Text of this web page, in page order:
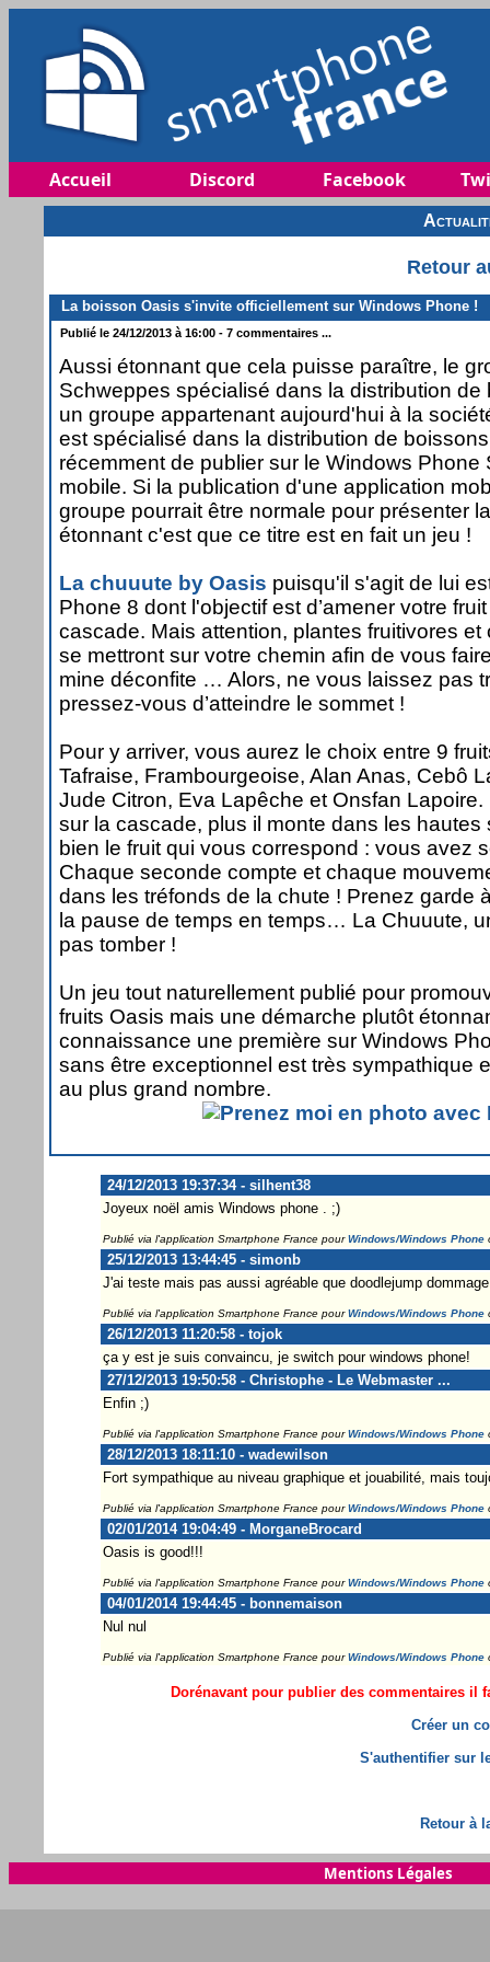
Accueil Discord Facebook
Retour
La boisson Oasis s'invite officiellement sur Windows Phone !
Publié le 24/12/2013 à 16:00 - 7 commentaires ...
Aussi étonnant que cela puisse paraître, le
Schweppes spécialisé dans la distribution
un groupe appartenant aujourd'hui à la
est spécialisé dans la distribution de
récemment de publier sur le Windows Phone
mobile. Si la publication d'une application
groupe pourrait être normale pour présenter
étonnant c'est que ce titre est en fait un jeu !
La chuuute by Oasis puisqu'il s'agit de lui
Phone 8 dont l'objectif est d’amener votre
cascade. Mais attention, plantes fruitivores
se mettront sur votre chemin afin de vous
mine déconfite … Alors, ne vous laissez pas
pressez-vous d’atteindre le sommet !
Pour y arriver, vous aurez le choix entre 9
Tafraise, Frambourgeoise, Alan Anas, Cebô
Jude Citron, Eva Lapêche et Onsfan Lapoire.
sur la cascade, plus il monte dans les
bien le fruit qui vous correspond : vous avez
Chaque seconde compte et chaque
dans les tréfonds de la chute ! Prenez garde
la pause de temps en temps… La Chuuute,
pas tomber !
Un jeu tout naturellement publié pour
fruits Oasis mais une démarche plutôt
connaissance une première sur Windows
sans être exceptionnel est très sympathique
au plus grand nombre.
24/12/2013 19:37:34 - silhent38
Joyeux noël amis Windows phone . ;)
Publié via l'application Smartphone France pourWindows/Windows Phone
25/12/2013 13:44:45 - simonb
J'ai teste mais pas aussi agréable que doodlejump dommage
Publié via l'application Smartphone France pourWindows/Windows Phone
26/12/2013 11:20:58 - tojok
ça y est je suis convaincu, je switch pour windows phone!
27/12/2013 19:50:58 - Christophe - Le Webmaster ...
Enfin ;)
Publié via l'application Smartphone France pourWindows/Windows Phone
28/12/2013 18:11:10 - wadewilson
Fort sympathique au niveau graphique et jouabilité, mais
Publié via l'application Smartphone France pourWindows/Windows Phone
02/01/2014 19:04:49 - MorganeBrocard
Oasis is good!!!
Publié via l'application Smartphone France pourWindows/Windows Phone
04/01/2014 19:44:45 - bonnemaison
Nul nul
Publié via l'application Smartphone France pourWindows/Windows Phone
Dorénavant pour publier des commentaires il
Créer un
S'authentifier sur
Retour à
Mentions Légales